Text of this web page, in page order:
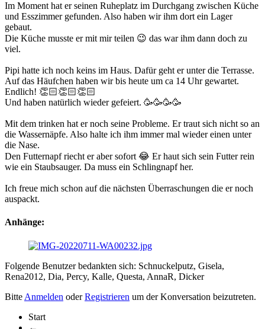
Im Moment hat er seinen Ruheplatz im Durchgang zwischen Küche
und Esszimmer gefunden. Also haben wir ihm dort ein Lager
gebaut.
Die Küche musste er mit mir teilen 😉 das war ihm dann doch zu
viel.
Pipi hatte ich noch keins im Haus. Dafür geht er unter die Terrasse.
Auf das Häufchen haben wir bis heute um ca 14 Uhr gewartet.
Endlich! 👏🏻👏🏻👏🏻
Und haben natürlich wieder gefeiert. 🥳🥳🥳🥳
Mit dem trinken hat er noch seine Probleme. Er traut sich nicht so an
die Wassernäpfe. Also halte ich ihm immer mal wieder einen unter
die Nase.
Den Futternapf riecht er aber sofort 😂 Er haut sich sein Futter rein
wie ein Staubsauger. Da muss ein Schlingnapf her.
Ich freue mich schon auf die nächsten Überraschungen die er noch
auspackt.
Anhänge:
Folgende Benutzer bedankten sich: Schnuckelputz, Gisela,
Rena2012, Dia, Percy, Kalle, Questa, AnnaR, Dicker
Bitte Anmelden oderRegistrieren um der Konversation beizutreten.
Start